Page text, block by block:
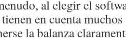
al elegir el
en cuenta
la balanza